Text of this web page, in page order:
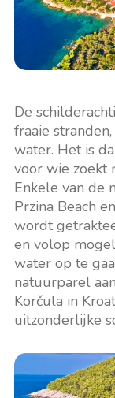
De
fraaie
water. Het is
voor wie zoekt
Enkele van de
Przina Beach
wordt
en volop
water op te
natuurparel
Korčula in
uitzonderlijke